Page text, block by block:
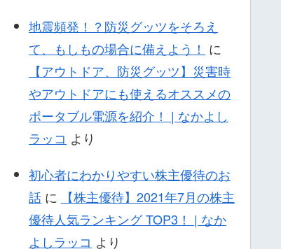
地震頻発！？防災グッツをそろえ
て、もしもの場合に備えよう！ に
【アウトドア、防災グッツ】災害時
やアウトドアにも使えるオススメの
ポータブル電源を紹介！ | なかよし
ラッコ より
初心者にわかりやすい株主優待のお
話 に
【株主優待】2021年7月の株主
優待人気ランキング TOP3！ | なか
よしラッコ より